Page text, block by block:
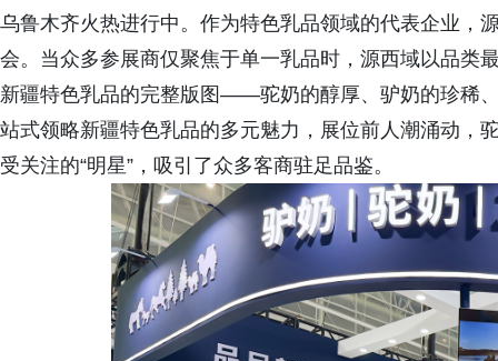
乌鲁木齐火热进行中。作为特色乳品领域的代表企业，
会。当众多参展商仅聚焦于单一乳品时，源西域以品类
新疆特色乳品的完整版图——驼奶的醇厚、驴奶的珍稀
站式领略新疆特色乳品的多元魅力，展位前人潮涌动，
受关注的“明星”，吸引了众多客商驻足品鉴。